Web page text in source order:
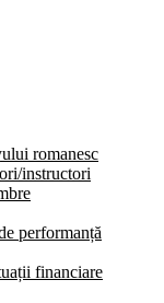
romanesc
instructori
performanță
financiare